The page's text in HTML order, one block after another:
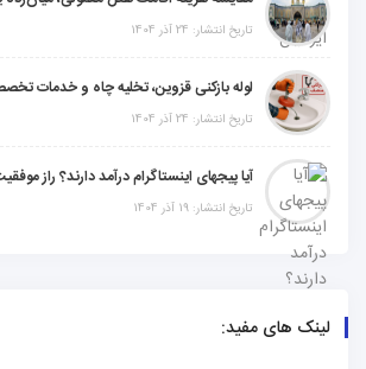
تاریخ انتشار: 24 آذر 1404
تاریخ انتشار: 24 آذر 1404
تاریخ انتشار: 19 آذر 1404
لینک های مفید: